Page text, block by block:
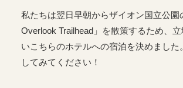
私たちは翌日早朝からザイオン国立公園
Overlook Trailhead」を散策するため、
いこちらのホテルへの宿泊を決めました
してみてください！